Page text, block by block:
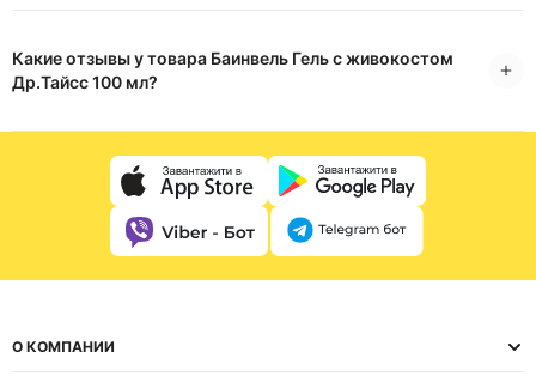
Какие отзывы у товара Баинвель Гель с живокостом
Др.Тайсс 100 мл?
О КОМПАНИИ